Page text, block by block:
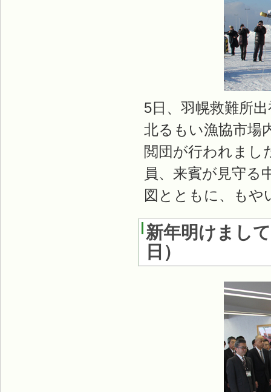
5日、羽幌救難所
北るもい漁協市場
閲団が行われまし
員、来賓が見守る
図とともに、もや
新年明けまし
日 ）